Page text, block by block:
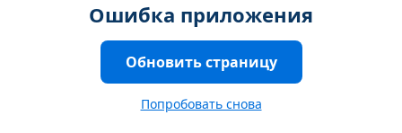
Ошибка приложения
Обновить страницу
Попробовать снова